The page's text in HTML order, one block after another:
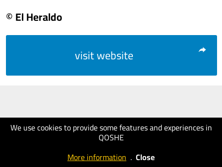
We use cookies to provide some features and experiences in
QOSHE
More information . Close
© El Heraldo
visit website